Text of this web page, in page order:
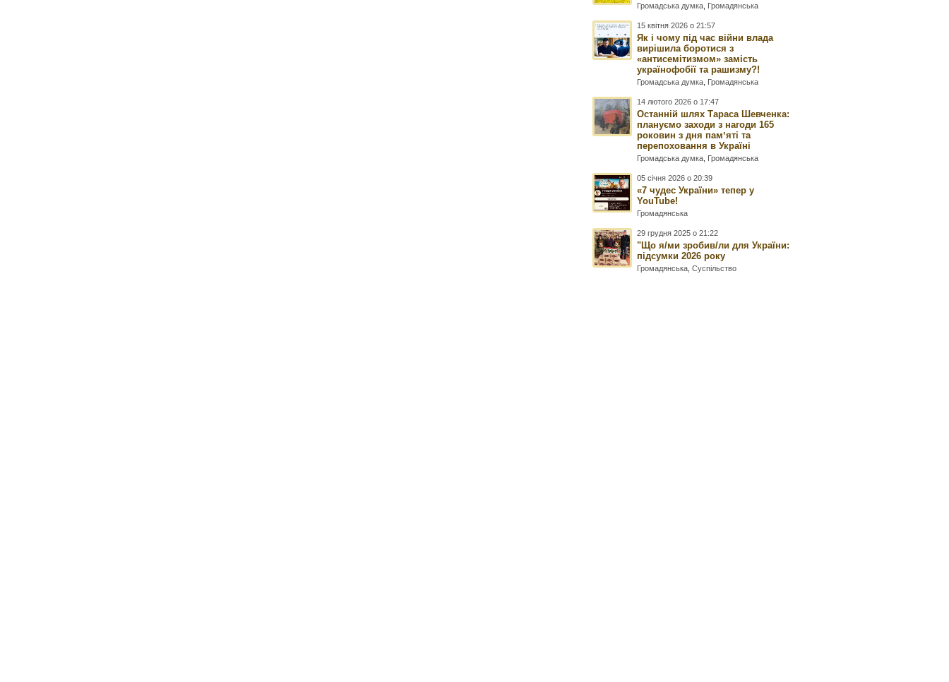
Громадська думка Громадянська
15 квітня 2026 о 21:57
Як і чому під час війни влада
вирішила боротися з
«антисемітизмом» замість
українофобії та рашизму?!
Громадська думка Громадянська
14 лютого 2026 о 17:47
Останній шлях Тараса Шевченка:
плануємо заходи з нагоди 165
роковин з дня памʼяті та
перепоховання в Україні
Громадська думка Громадянська
05 січня 2026 о 20:39
«7 чудес України» тепер у
YouTube!
Громадянська
29 грудня 2025 о 21:22
"Що я/ми зробив/ли для України:
підсумки 2026 року
Громадянська ,Суспільство